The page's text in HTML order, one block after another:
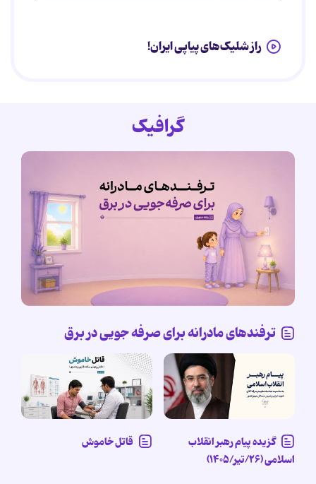
راز شلیک‌های پیاپی ایران!
گرافیک
ترفندهای مادرانه برای صرفه جویی در برق
گزیده پیام رهبر انقلاب
اسلامی (۲۶/تیر/۱۴۰۵)
قاتل خاموش